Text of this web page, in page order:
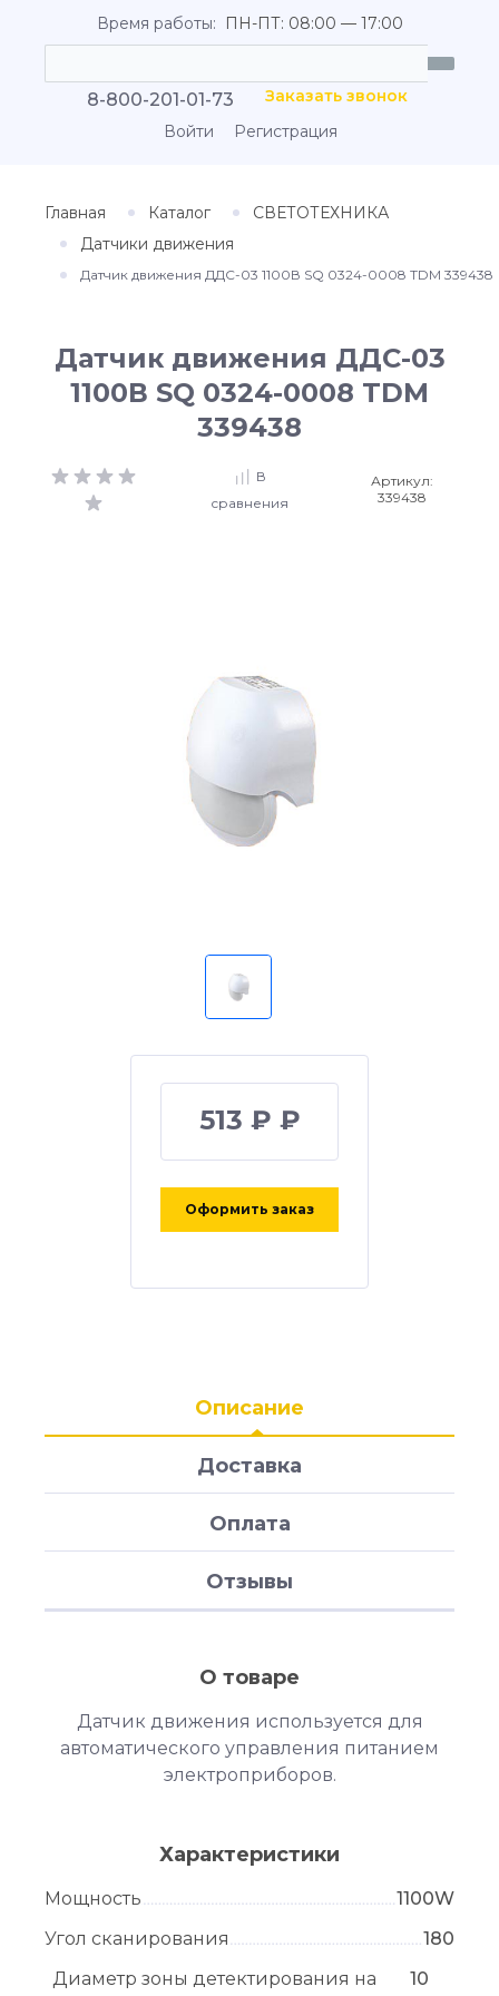
Время работы: ПН-ПТ: 08:00 — 17:00
8-800-201-01-73
Заказать звонок
Войти
Регистрация
Главная Каталог
СВЕТОТЕХНИКА
Датчики движения
Датчик движения ДДС-03 1100В SQ 0324-0008 TDM 339438
Датчик движения ДДС-03
1100В SQ 0324-0008 TDM
339438
В
сравнения
Артикул:
339438
513 ₽ ₽
Оформить заказ
Описание
Доставка
Оплата
Отзывы
О товаре
Датчик движения используется для
автоматического управления питанием
электроприборов.
Характеристики
Мощность
1100W
Угол сканирования
180
Диаметр зоны детектирования на
10